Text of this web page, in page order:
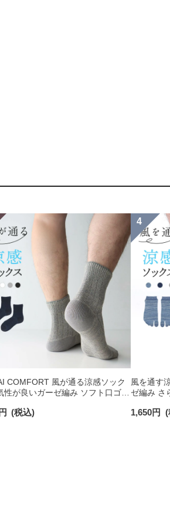
COMFORT 風が通る涼感ソック
性が良いガーゼ編み ソフト口ゴム
(税込)
風を通す
ゼ編み さ
02302631
1,650円 (